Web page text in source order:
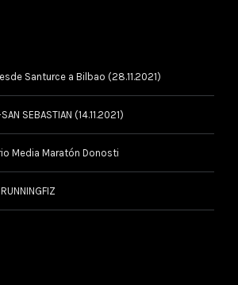
Santurce a Bilbao (28.11.2021)
SEBASTIAN (14.11.2021)
Media Maratón Donosti